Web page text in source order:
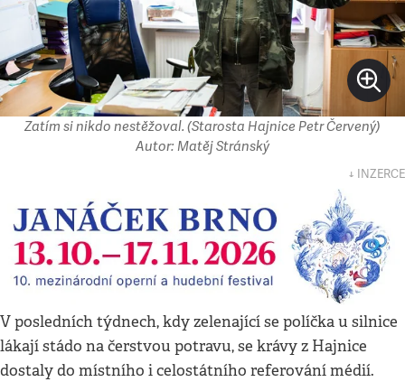
Zatím si nikdo nestěžoval. (Starosta Hajnice Petr Červený)
Autor: Matěj Stránský
↓ INZERCE
V posledních týdnech, kdy zelenající se políčka u silnice
lákají stádo na čerstvou potravu, se krávy z Hajnice
dostaly do místního i celostátního referování médií.